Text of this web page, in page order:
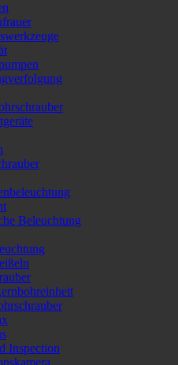
Beleuchtung
Inspection